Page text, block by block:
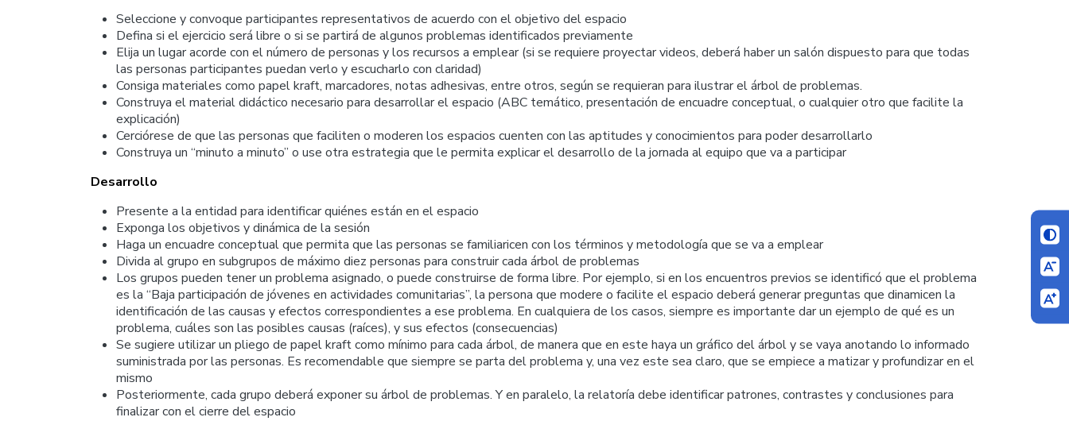
Seleccione y convoque participantes representativos de acuerdo con el objetivo del espacio
Defina si el ejercicio será libre o si se partirá de algunos problemas identificados previamente
Elija un lugar acorde con el número de personas y los recursos a emplear (si se requiere proyectar videos, deberá haber un salón dispuesto para que todas
las personas participantes puedan verlo y escucharlo con claridad)
Consiga materiales como papel kraft, marcadores, notas adhesivas, entre otros, según se requieran para ilustrar el árbol de problemas.
Construya el material didáctico necesario para desarrollar el espacio (ABC temático, presentación de encuadre conceptual, o cualquier otro que facilite la
explicación)
Cerciórese de que las personas que faciliten o moderen los espacios cuenten con las aptitudes y conocimientos para poder desarrollarlo
Construya un “minuto a minuto” o use otra estrategia que le permita explicar el desarrollo de la jornada al equipo que va a participar
Desarrollo
Presente a la entidad para identificar quiénes están en el espacio
Exponga los objetivos y dinámica de la sesión
Haga un encuadre conceptual que permita que las personas se familiaricen con los términos y metodología que se va a emplear
Divida al grupo en subgrupos de máximo diez personas para construir cada árbol de problemas
Los grupos pueden tener un problema asignado, o puede construirse de forma libre. Por ejemplo, si en los encuentros previos se identificó que el problema
es la “Baja participación de jóvenes en actividades comunitarias”, la persona que modere o facilite el espacio deberá generar preguntas que dinamicen la
identificación de las causas y efectos correspondientes a ese problema. En cualquiera de los casos, siempre es importante dar un ejemplo de qué es un
problema, cuáles son las posibles causas (raíces), y sus efectos (consecuencias)
Se sugiere utilizar un pliego de papel kraft como mínimo para cada árbol, de manera que en este haya un gráfico del árbol y se vaya anotando lo informado
suministrada por las personas. Es recomendable que siempre se parta del problema y, una vez este sea claro, que se empiece a matizar y profundizar en el
mismo
Posteriormente, cada grupo deberá exponer su árbol de problemas. Y en paralelo, la relatoría debe identificar patrones, contrastes y conclusiones para
finalizar con el cierre del espacio